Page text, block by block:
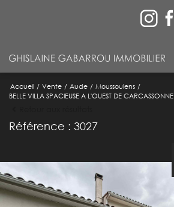
Accueil Vente Aude
Moussoulens
BELLE VILLA SPACIEUSE A L'OUEST DE CARCASSONNE
Référence : 3027